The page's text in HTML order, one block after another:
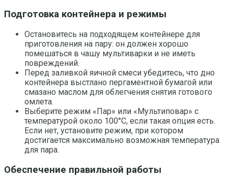
Подготовка контейнера и режимы
Остановитесь на подходящем контейнере для
приготовления на пару: он должен хорошо
помешаться в чашу мультиварки и не иметь
повреждений.
Перед заливкой яичной смеси убедитесь, что дно
контейнера выстлано пергаментной бумагой или
смазано маслом для облегчения снятия готового
омлета.
Выберите режим «Пар» или «Мультиповар» с
температурой около 100°C, если такая опция есть.
Если нет, установите режим, при котором
достигается максимально возможная температура
для пара.
Обеспечение правильной работы